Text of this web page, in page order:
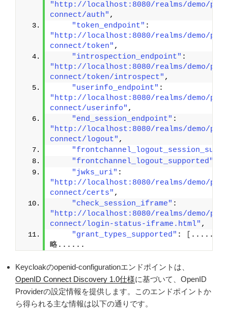
"http://localhost:8080/realms/demo/
connect/auth" ,
"token_endpoint"
"http://localhost:8080/realms/demo/
connect/token" ,
"introspection_endpoint"
"http://localhost:8080/realms/demo/
connect/token/introspect" ,
"userinfo_endpoint"
"http://localhost:8080/realms/demo/
connect/userinfo" ,
"end_session_endpoint"
"http://localhost:8080/realms/demo/
connect/logout" ,
"frontchannel_logout_supported"
"jwks_uri"
"http://localhost:8080/realms/demo/
connect/certs" ,
"check_session_iframe"
"http://localhost:8080/realms/demo/
connect/login-status-iframe.html" ,
"grant_types_supported" :
..........
略......
Keycloakのopenid-configurationエンドポイントは、
OpenID Connect Discovery 1.0仕様に基づいて、OpenID
Providerの設定情報を提供します。このエンドポイントか
ら得られる主な情報は以下の通りです。